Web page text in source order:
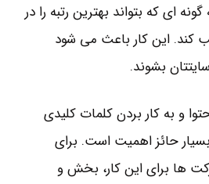
ای که بتواند بهترین رتبه را در
این کار باعث می شود
بشوند.
و به کار بردن کلمات کلیدی
حائز اهمیت است. برای
ها برای این کار، بخش و